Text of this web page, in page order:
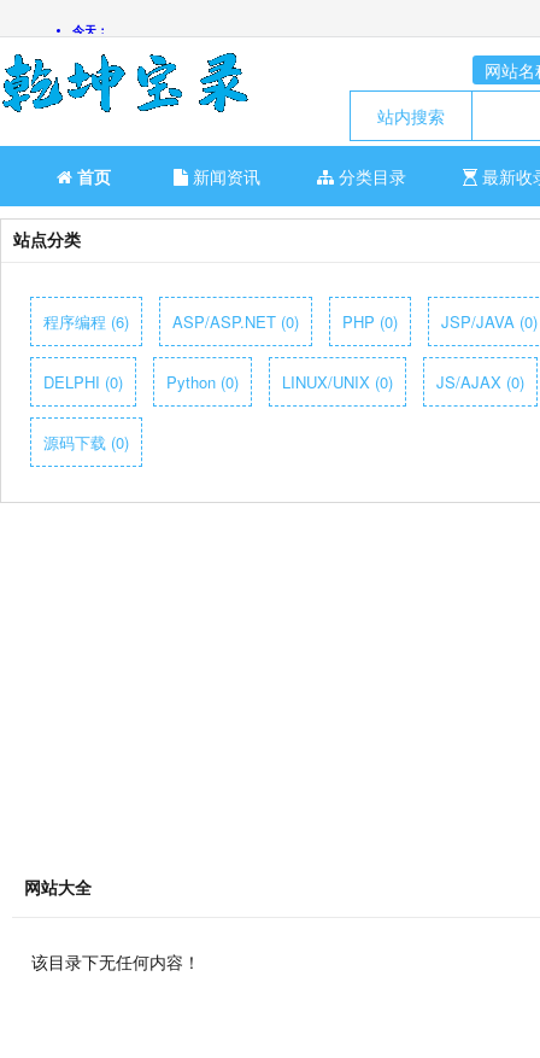
网站名
站内搜索
首页 新闻资讯 分类目录 最新收
站点分类
程序编程 (6) ASP/ASP.NET (0) PHP (0) JSP/JAVA (0)
DELPHI (0) Python (0) LINUX/UNIX (0) JS/AJAX (0)
源码下载 (0)
网站大全
该目录下无任何内容！